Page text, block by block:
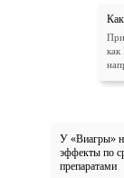
как
У «Виагры»
эффекты по
препаратами